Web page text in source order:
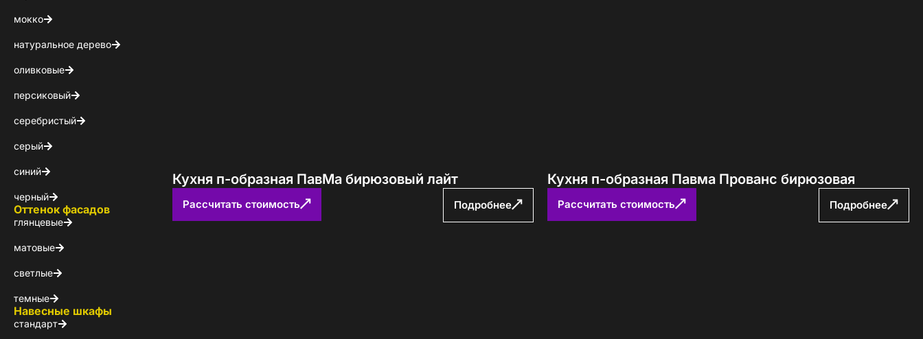
мокко
натуральное дерево
оливковые
персиковый
серебристый
серый
синий
черный
Оттенок фасадов
глянцевые
матовые
светлые
темные
Навесные шкафы
стандарт
Кухня п-образная ПавМа бирюзовый лайт
Рассчитать стоимость Подробнее
Кухня п-образная Павма Прованс бирюзовая
Рассчитать стоимость Подробнее